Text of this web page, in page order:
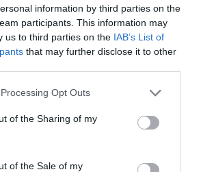
information by third parties on the
participants. This information may
us to third parties on the IAB’s List of
that may further disclose it to other
Opt Outs
of the Sharing of my
of the Sale of my
παγώσει», καταγγέλλει ο
πέντε παιδιών, ο
να δημιουργήσει ένα
στο κατεστραμμένο σπίτι του
μια πόλη που βρίσκεται κοντά
σεισμού των 7,8 βαθμών.